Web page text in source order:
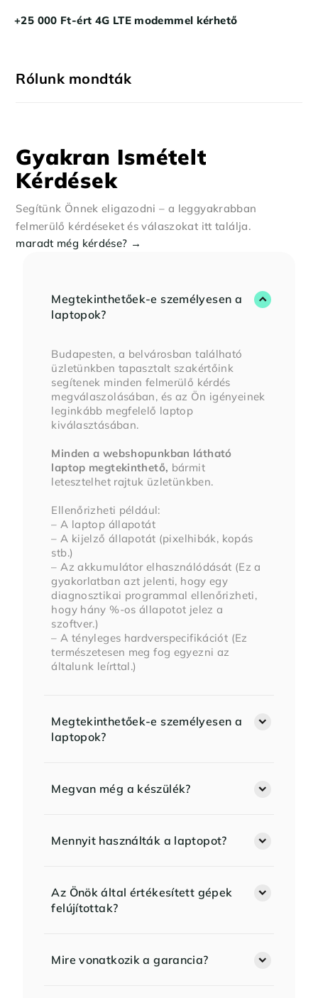
+25 000 Ft-ért 4G LTE modemmel kérhető
Rólunk mondták
Gyakran Ismételt
Kérdések
Segítünk Önnek eligazodni – a leggyakrabban
felmerülő kérdéseket és válaszokat itt találja.
maradt még kérdése? →
Megtekinthetőek-e személyesen a
laptopok?
Budapesten, a belvárosban található
üzletünkben tapasztalt szakértőink
segítenek minden felmerülő kérdés
megválaszolásában, és az Ön igényeinek
leginkább megfelelő laptop
kiválasztásában.
Minden a webshopunkban látható
laptop megtekinthető, bármit
letesztelhet rajtuk üzletünkben.
Ellenőrizheti például:
– A laptop állapotát
– A kijelző állapotát (pixelhibák, kopás
stb.)
– Az akkumulátor elhasználódását (Ez a
gyakorlatban azt jelenti, hogy egy
diagnosztikai programmal ellenőrizheti,
hogy hány %-os állapotot jelez a
szoftver.)
– A tényleges hardverspecifikációt (Ez
természetesen meg fog egyezni az
általunk leírttal.)
Megtekinthetőek-e személyesen a
laptopok?
Megvan még a készülék?
Mennyit használták a laptopot?
Az Önök által értékesített gépek
felújítottak?
Mire vonatkozik a garancia?